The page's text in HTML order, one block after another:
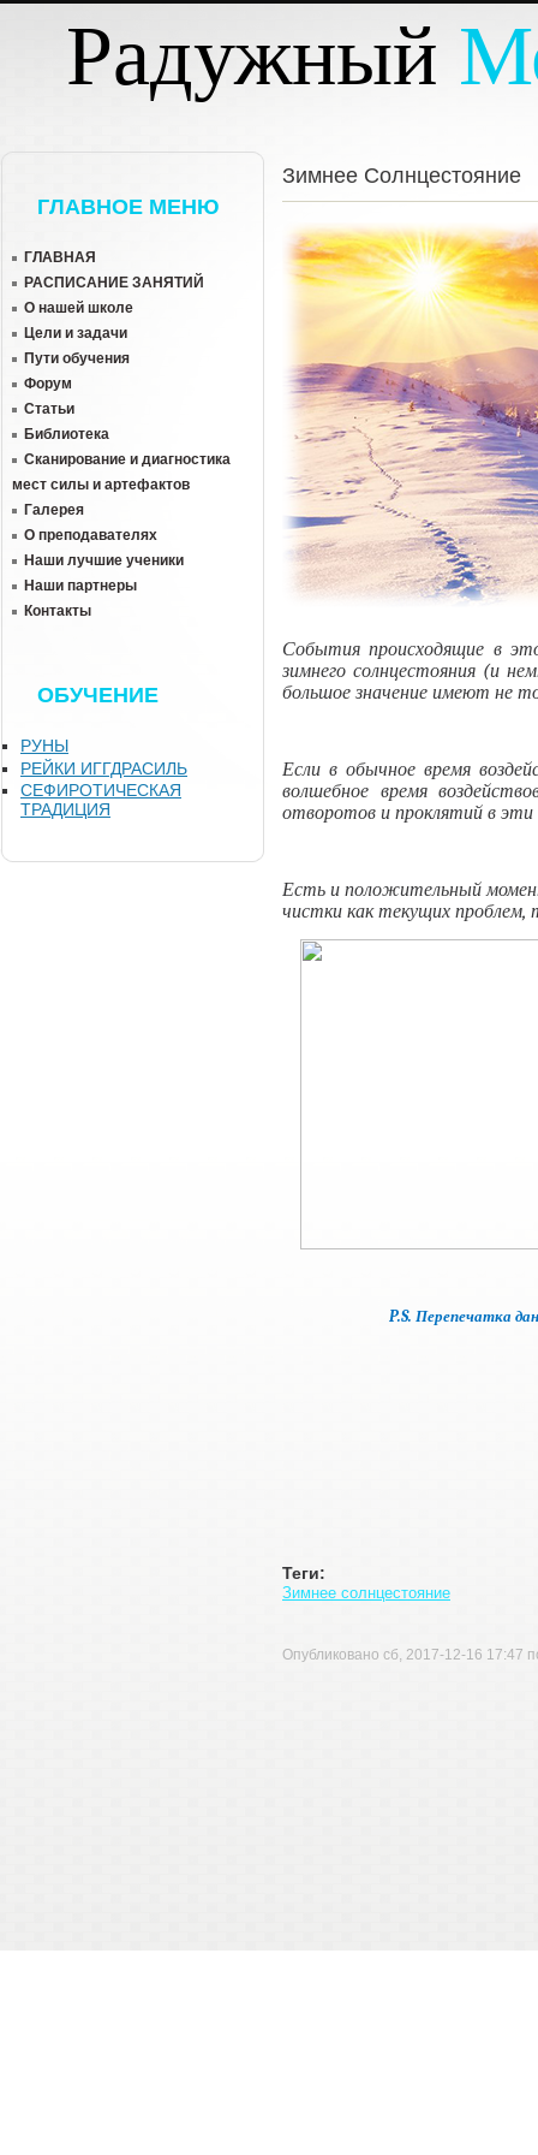
Перейти к основному содержанию
Радужный
ГЛАВНОЕ МЕНЮ
ГЛАВНАЯ
РАСПИСАНИЕ ЗАНЯТИЙ
О нашей школе
Цели и задачи
Пути обучения
Форум
Статьи
Библиотека
Сканирование и диагностика
мест силы и артефактов
Галерея
О преподавателях
Наши лучшие ученики
Наши партнеры
Контакты
ОБУЧЕНИЕ
РУНЫ
РЕЙКИ ИГГДРАСИЛЬ
СЕФИРОТИЧЕСКАЯ
ТРАДИЦИЯ
Зимнее Солнцестояние
События происходящие в
зимнего солнцестояния (и
большое значение имеют не
Если в обычное время
волшебное время
отворотов и проклятий в
Есть и положительный
чистки как текущих проблем,
P.S. Перепечатка
Теги:
Зимнее солнцестояние
Опубликовано сб, 2017-12-16 17:47